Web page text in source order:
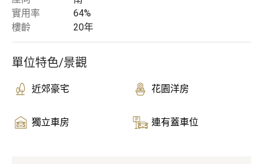
實用率
64%
樓齡
20年
單位特色/景觀
近郊豪宅 花園洋房
獨立車房 連有蓋車位